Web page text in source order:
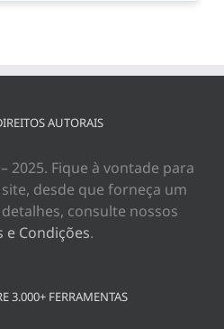
AUTORAIS
2025. Fique à vontade para
desde que forneça um
consulte nossos
e Condições.
3.000+ FERRAMENTAS